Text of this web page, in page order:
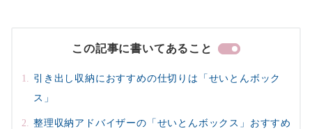
この記事に書いてあること
引き出し収納におすすめの仕切りは「せいとんボック
ス」
整理収納アドバイザーの「せいとんボックス」おすすめ